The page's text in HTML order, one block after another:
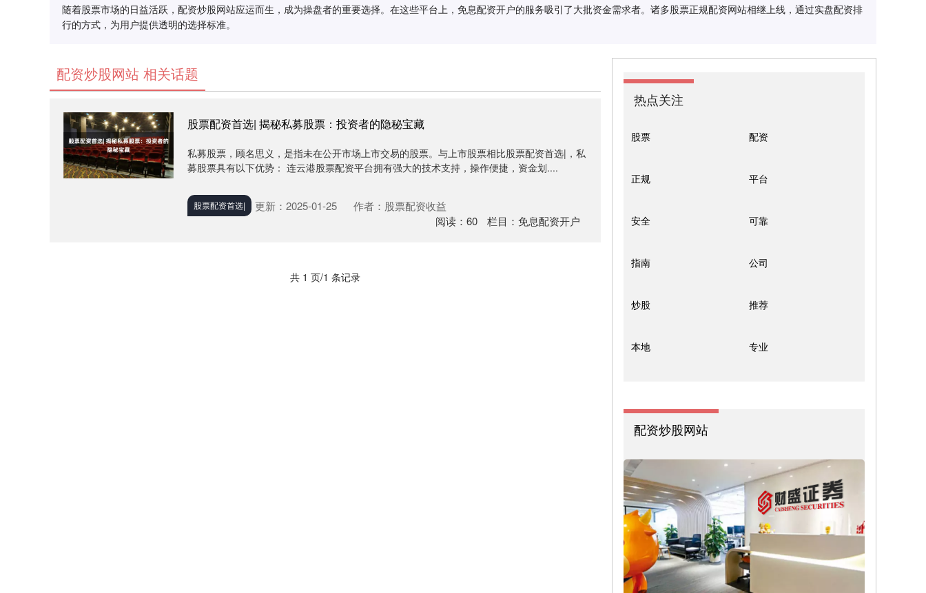
随着股票市场的日益活跃，配资炒股网站应运而生，成为操盘者的重要选择。在这些平台上，免息配资开户的服务吸引了大批资金需求者。诸多股票正规配资网站相继上线，通过实盘配资排
行的方式，为用户提供透明的选择标准。
配资炒股网站 相关话题
股票配资首选| 揭秘私募股票：投资者的隐秘宝藏
私募股票，顾名思义，是指未在公开市场上市交易的股票。与上市股票相比股票配资首选|，私
募股票具有以下优势： 连云港股票配资平台拥有强大的技术支持，操作便捷，资金划....
股票配资首选| 更新：2025-01-25
作者：股票配资收益
阅读： 60 栏目： 免息配资开户
共 1 页/1 条记录
热点关注
股票 配资
正规 平台
安全 可靠
指南 公司
炒股 推荐
本地 专业
配资炒股网站